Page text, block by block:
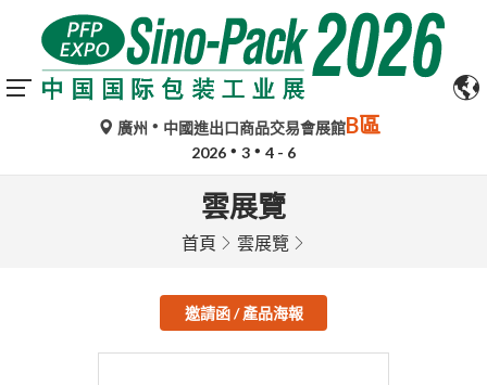
廣州 中國進出口商品交易會展館B區
2026 3 4 - 6
雲展覽
首頁 雲展覽
邀請函 / 產品海報